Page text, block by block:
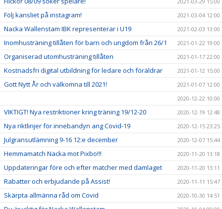
Följ kansliet på instagram! 2021-03-04 12:00
Nacka Wallenstam IBK representerar i U19 2021-02-03 13:00
Inomhusträning tillåten för barn och ungdom från 26/1 2021-01-22 19:00
Organiserad utomhusträning tillåten 2021-01-17 22:00
Kostnadsfri digital utbildning för ledare och föräldrar 2021-01-12 15:00
Gott Nytt År och välkomna till 2021!
2021-01-07 12:00
2020-12-22 10:00
VIKTIGT! Nya restriktioner kring träning 19/12-20 2020-12-19 12:48
Nya riktlinjer för innebandyn ang Covid-19 2020-12-15 23:25
Julgransutlämning 9-16 12:e december 2020-12-07 15:44
Hemmamatch Nacka mot Pixbo!!! 2020-11-20 13:18
Uppdateringar före och efter matcher med damlaget 2020-11-20 13:11
Rabatter och erbjudande på Assist! 2020-11-11 15:47
Skärpta allmänna råd om Covid 2020-10-30 14:51